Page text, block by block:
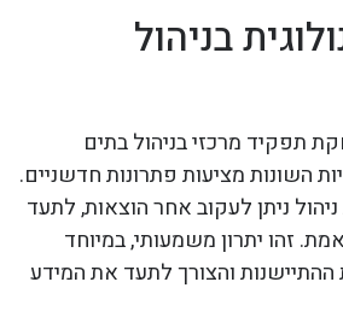
בניהול
תפקיד מרכזי בניהול בתים
השונות מציעות פתרונות חדשניים.
ניתן לעקוב אחר הוצאות, לתעד
זהו יתרון משמעותי, במיוחד
והצורך לתעד את המידע